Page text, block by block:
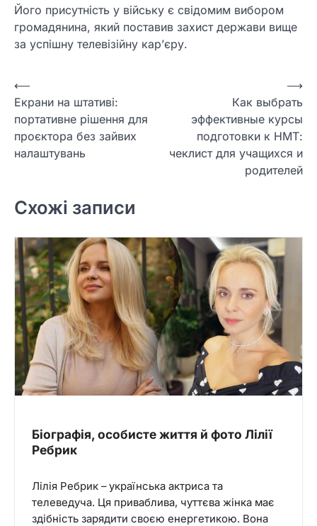
Його присутність у війську є свідомим вибором
громадянина, який поставив захист держави вище
за успішну телевізійну кар’єру.
Навігація
записів
⟵
Екрани на штативі:
портативне рішення для
проєктора без зайвих
налаштувань
Как выбрать
эффективные курсы
подготовки к НМТ:
чеклист для учащихся и
родителей
⟶
Схожі записи
Біографія, особисте життя й фото Лілії
Ребрик
Лілія Ребрик – українська актриса та
телеведуча. Ця приваблива, чуттєва жінка має
здібність зарядити своєю енергетикою. Вона